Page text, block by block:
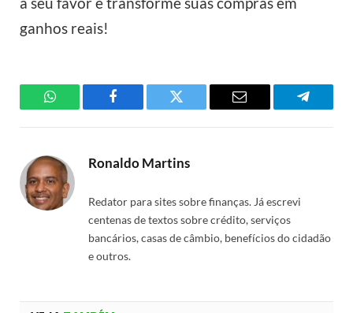
ganhos reais!
WhatsAppFacebook Twitter Email
Ronaldo Martins
Redator para sites sobre finanças. Já escrevi
centenas de textos sobre crédito, serviços
bancários, casas de câmbio, benefícios do cidadão
e outros.